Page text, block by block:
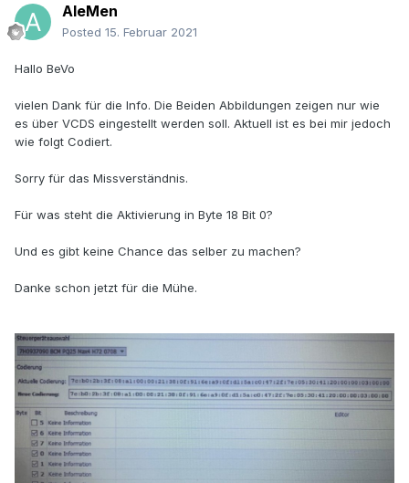
AleMen
Posted 15. Februar 2021
Hallo BeVo
vielen Dank für die Info. Die Beiden Abbildungen zeigen nur wie
es über VCDS eingestellt werden soll. Aktuell ist es bei mir jedoch
wie folgt Codiert.
Sorry für das Missverständnis.
Für was steht die Aktivierung in Byte 18 Bit 0?
Und es gibt keine Chance das selber zu machen?
Danke schon jetzt für die Mühe.